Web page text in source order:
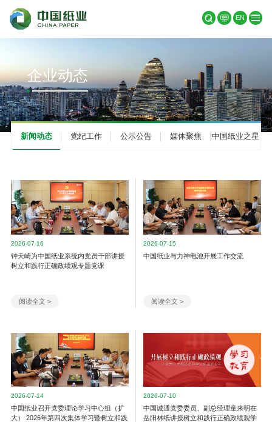
EN
企业动态
新闻动态 党纪工作 公示公告 媒体聚焦 中国纸业之星
2026-07-16
钟天崎为中国纸业系统内党员干部讲授
树立和践行正确政绩观专题党课
阅读全文 >
2026-07-15
中国纸业与力神电池开展工作交流
阅读全文 >
2026-07-14
中国纸业召开党委理论学习中心组（扩
大） 2026年第四次集体学习暨树立和践
2026-07-10
中国诚通党委委员、副总经理童来明在
岳阳林纸讲授树立和践行正确政绩观学